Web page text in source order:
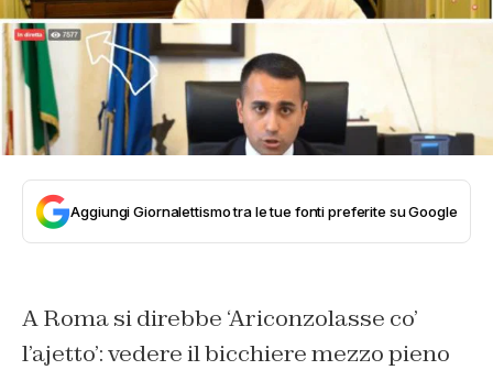
Aggiungi Giornalettismo tra le tue fonti preferite su Google
A Roma si direbbe ‘Ariconzolasse co’
l’ajetto’: vedere il bicchiere mezzo pieno